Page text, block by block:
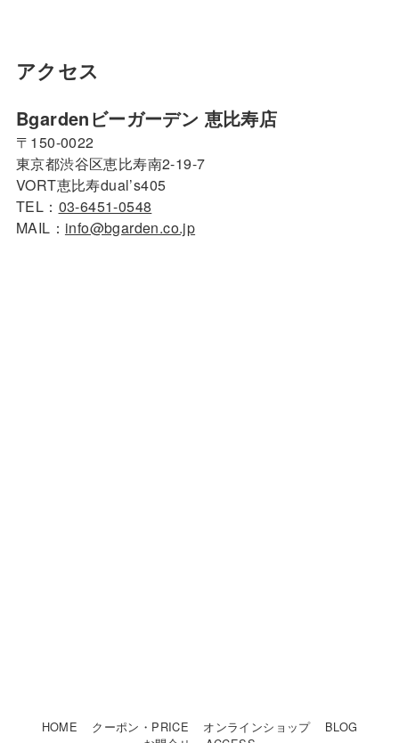
アクセス
Bgardenビーガーデン 恵比寿店
〒150-0022
東京都渋谷区恵比寿南2-19-7
VORT恵比寿dual’s405
TEL： 03-6451-0548
MAIL： info@bgarden.co.jp
HOME クーポン・PRICE オンラインショップ
BLOG